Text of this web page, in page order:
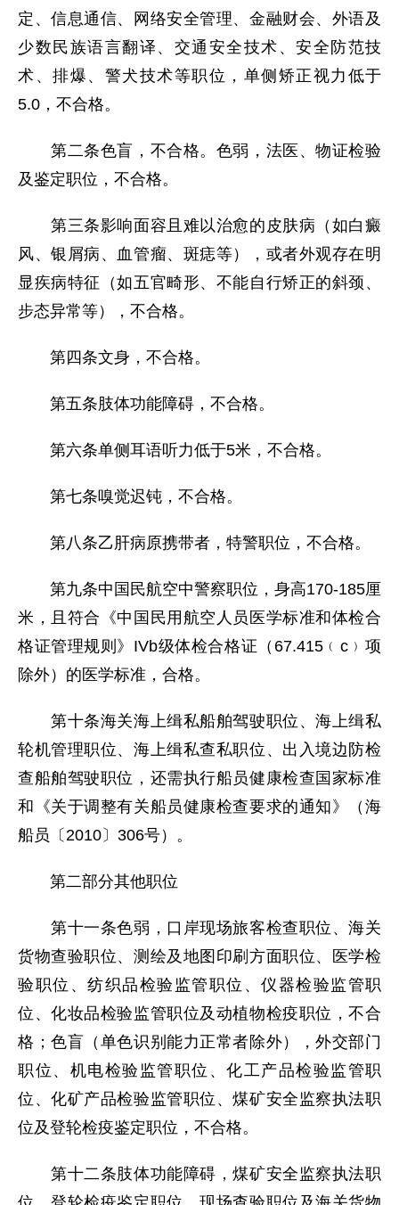
定、信息通信、网络安全管理、金融财会、外语及
少数民族语言翻译、交通安全技术、安全防范技
术、排爆、警犬技术等职位，单侧矫正视力低于
5.0，不合格。
第二条色盲，不合格。色弱，法医、物证检验
及鉴定职位，不合格。
第三条影响面容且难以治愈的皮肤病（如白癜
风、银屑病、血管瘤、斑痣等），或者外观存在明
显疾病特征（如五官畸形、不能自行矫正的斜颈、
步态异常等），不合格。
第四条文身，不合格。
第五条肢体功能障碍，不合格。
第六条单侧耳语听力低于5米，不合格。
第七条嗅觉迟钝，不合格。
第八条乙肝病原携带者，特警职位，不合格。
第九条中国民航空中警察职位，身高170-185厘
米，且符合《中国民用航空人员医学标准和体检合
格证管理规则》IVb级体检合格证（67.415﹙c﹚项
除外）的医学标准，合格。
第十条海关海上缉私船舶驾驶职位、海上缉私
轮机管理职位、海上缉私查私职位、出入境边防检
查船舶驾驶职位，还需执行船员健康检查国家标准
和《关于调整有关船员健康检查要求的通知》（海
船员〔2010〕306号）。
第二部分其他职位
第十一条色弱，口岸现场旅客检查职位、海关
货物查验职位、测绘及地图印刷方面职位、医学检
验职位、纺织品检验监管职位、仪器检验监管职
位、化妆品检验监管职位及动植物检疫职位，不合
格；色盲（单色识别能力正常者除外），外交部门
职位、机电检验监管职位、化工产品检验监管职
位、化矿产品检验监管职位、煤矿安全监察执法职
位及登轮检疫鉴定职位，不合格。
第十二条肢体功能障碍，煤矿安全监察执法职